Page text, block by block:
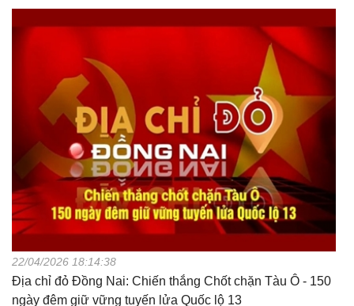
22/04/2026 18:14:38
Địa chỉ đỏ Đồng Nai: Chiến thắng Chốt chặn Tàu Ô - 150
ngày đêm giữ vững tuyến lửa Quốc lộ 13